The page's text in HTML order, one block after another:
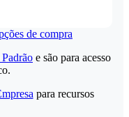
de compra
e são para acesso
para recursos